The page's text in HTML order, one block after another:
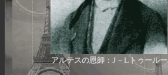
アルテスの恩師：J－Lトゥールー